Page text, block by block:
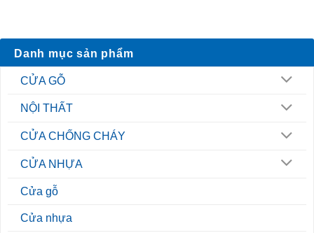
Danh mục sản phẩm
CỬA GỖ
NỘI THẤT
CỬA CHỐNG CHÁY
CỬA NHỰA
Cửa gỗ
Cửa nhựa